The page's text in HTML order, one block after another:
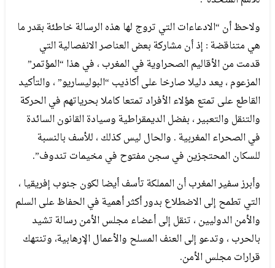
ولاحظ أن “الادعاءات التي تروج لها هذه الرسالة خاطئة بقدر ما
هي متناقضة : إذ أن مشاركة بعض العناصر الانفصالية التي
قدمت من الأقاليم الصحراوية في المغرب ، في هذا “المؤتمر”
المزعوم ، يعد دليلا صارخا على أكاذيب “البوليساريو” ، والتأكيد
القاطع على تمتع هؤلاء الأفراد تمتعا كاملا بحرياتهم في الحركة
والتنقل والتعبير ، بفضل الديمقراطية وسيادة القانون السائدة
في الصحراء المغربية . والحال ليس كذلك ، للأسف بالنسبة
للسكان المحتجزين في سجن مفتوح في مخيمات تندوف”.
وأبرز سفير المغرب أن المملكة تأسف أيضا لكون جنوب إفريقيا ،
التي تطمح إلى الاضطلاع بدور أكثر أهمية في الحفاظ على السلم
والأمن الدوليين ، تنقل إلى أعضاء مجلس الأمن رسالة تشيد
بالحرب ، وتدعو إلى العنف المسلح والأعمال الإرهابية، وتنتهك
قرارات مجلس الأمن.